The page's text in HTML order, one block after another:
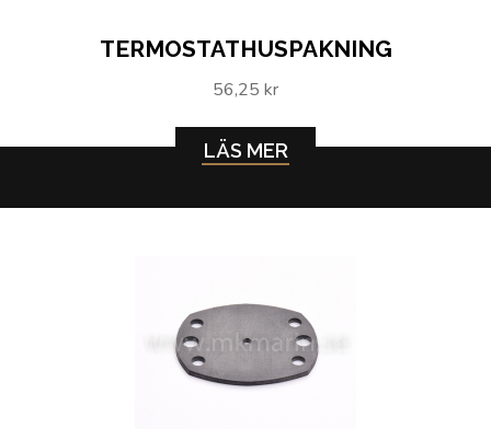
TERMOSTATHUSPAKNING
56,25 kr
LÄS MER